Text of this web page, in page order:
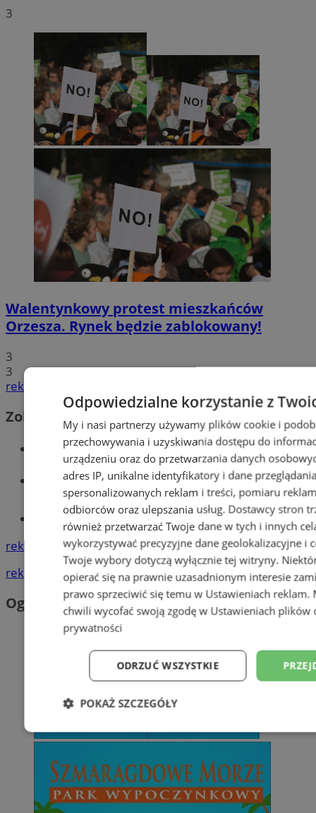
3
Walentynkowy protest mieszkańców
Orzesza. Rynek będzie zablokowany!
3
3
reklama
Zobacz również
Wiadomości kryminalne w Orzeszu
Wiadomości lokalne
Tworzenie stron www - Orzesze
reklama
reklama
Ogłoszenia
Odpowiedzialne korzystanie z
My i nasi partnerzy używamy plików cookie i
przechowywania i uzyskiwania dostępu do
urządzeniu oraz do przetwarzania danych
adres IP, unikalne identyfikatory i dane
spersonalizowanych reklam i treści, pomiaru
odbiorców oraz ulepszania usług. Dostawcy stron
również przetwarzać Twoje dane w tych i innych
wykorzystywać precyzyjne dane geolokalizacyjne i
Twoje wybory dotyczą wyłącznie tej witryny.
opierać się na prawnie uzasadnionym interesie
prawo sprzeciwić się temu w Ustawieniach reklam.
chwili wycofać swoją zgodę w Ustawieniach plików
prywatności
ODRZUĆ WSZYSTKIE
POKAŻ SZCZEGÓŁY
Niezbędne Wydajność
Niesklasyfikowane